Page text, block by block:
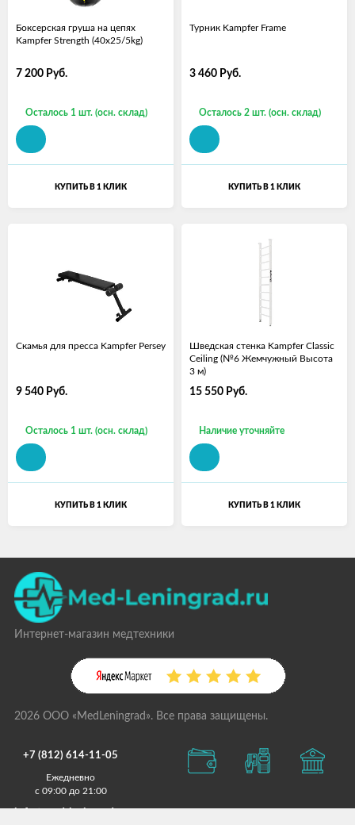
Боксерская груша на цепях
Kampfer Strength (40х25/5kg)
7 200 Руб.
Осталось 1 шт. (осн. склад)
КУПИТЬ В 1 КЛИК
Турник Kampfer Frame
3 460 Руб.
Осталось 2 шт. (осн. склад)
КУПИТЬ В 1 КЛИК
Скамья для пресса Kampfer Persey
9 540 Руб.
Осталось 1 шт. (осн. склад)
КУПИТЬ В 1 КЛИК
Шведская стенка Kampfer Classic
Ceiling (№6 Жемчужный Высота
3 м)
15 550 Руб.
Наличие уточняйте
КУПИТЬ В 1 КЛИК
Интернет-магазин медтехники
2026 ООО «MedLeningrad». Все права защищены.
+7 (812) 614-11-05
Ежедневно
с 09:00 до 21:00